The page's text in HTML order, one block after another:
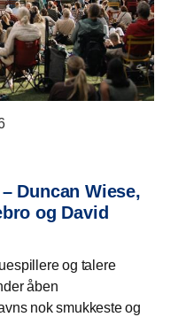
Duncan Wiese,
og David
og talere
åben
nok smukkeste og